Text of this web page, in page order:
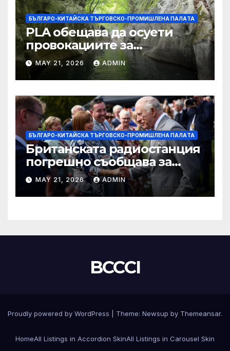
БЪЛГАРО-КИТАЙСКА ТЪРГОВСКО-ПРОМИШЛЕНА ПАЛAТА
PLA обещава да осуети
провокациите за
„независимост на Тайван“.
MAY 21, 2026 ADMIN
БЪЛГАРО-КИТАЙСКА ТЪРГОВСКО-ПРОМИШЛЕНА ПАЛAТА
Британската радиостанция
погрешно съобщава за
смъртта на крал Чарлз
MAY 21, 2026 ADMIN
BCCCI
Proudly powered by WordPress Theme: Newsup by Themeansar.
HomeAll Listings in Accordion SkinAll Listings in Carousel Skin